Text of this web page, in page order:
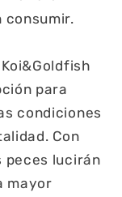
consumir.
para
condiciones
Con
peces lucirán
mayor